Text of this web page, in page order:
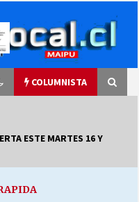
COLUMNISTA
ESTE MARTES 16 Y